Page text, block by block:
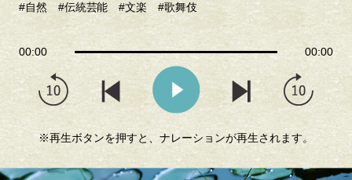
#自然
#伝統芸能 #文楽 #歌舞伎
00:00 00:00
※再生ボタンを押すと、ナレーションが再生されます。